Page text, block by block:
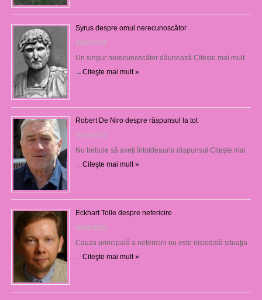
Syrus despre omul nerecunoscător
11/09/2023
Un singur nerecunoscător dăunează Citește mai mult
→Citeşte mai mult »
Robert De Niro despre răspunsul la tot
10/09/2023
Nu trebuie să aveți întotdeauna răspunsul Citește mai
Citeşte mai mult »
Eckhart Tolle despre nefericire
09/09/2023
Cauza principală a nefericirii nu este niciodată situaţia
Citeşte mai mult »